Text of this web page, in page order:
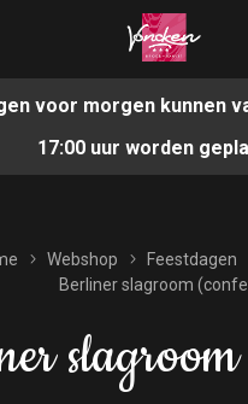
voor morgen kunnen
17:00 uur worden
Webshop Feestdagen
Berliner slagroom